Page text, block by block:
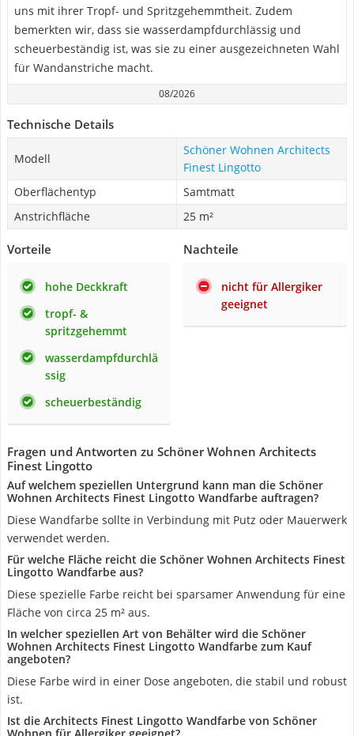
uns mit ihrer Tropf- und Spritzgehemmtheit. Zudem
bemerkten wir, dass sie wasserdampfdurchlässig und
scheuerbeständig ist, was sie zu einer ausgezeichneten Wahl
für Wandanstriche macht.
08/2026
Technische Details
Modell
Schöner Wohnen Architects
Finest Lingotto
Oberflächentyp
Samtmatt
Anstrichfläche
25 m²
Vorteile
hohe Deckkraft
tropf- &
spritzgehemmt
wasserdampfdurchlä
ssig
scheuerbeständig
Nachteile
nicht für Allergiker
geeignet
Fragen und Antworten zu Schöner Wohnen Architects
Finest Lingotto
Auf welchem speziellen Untergrund kann man die Schöner
Wohnen Architects Finest Lingotto Wandfarbe auftragen?
Diese Wandfarbe sollte in Verbindung mit Putz oder Mauerwerk
verwendet werden.
Für welche Fläche reicht die Schöner Wohnen Architects Finest
Lingotto Wandfarbe aus?
Diese spezielle Farbe reicht bei sparsamer Anwendung für eine
Fläche von circa 25 m² aus.
In welcher speziellen Art von Behälter wird die Schöner
Wohnen Architects Finest Lingotto Wandfarbe zum Kauf
angeboten?
Diese Farbe wird in einer Dose angeboten, die stabil und robust
ist.
Ist die Architects Finest Lingotto Wandfarbe von Schöner